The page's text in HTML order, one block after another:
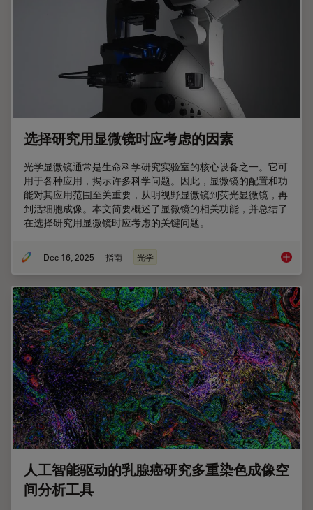
选择研究用显微镜时应考虑的因素
光学显微镜通常是生命科学研究实验室的核心设备之一。它可
用于各种应用，揭示许多科学问题。因此，显微镜的配置和功
能对其应用范围至关重要，从明视野显微镜到荧光显微镜，再
到活细胞成像。本文简要概述了显微镜的相关功能，并总结了
在选择研究用显微镜时应考虑的关键问题。
Dec 16, 2025 指南 光学 选择研
人工智能驱动的乳腺癌研究多重染色成像空
间分析工具